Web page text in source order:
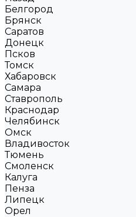
Белгород
Брянск
Саратов
Донецк
Псков
Томск
Хабаровск
Самара
Ставрополь
Краснодар
Челябинск
Омск
Владивосток
Тюмень
Смоленск
Калуга
Пенза
Липецк
Орел